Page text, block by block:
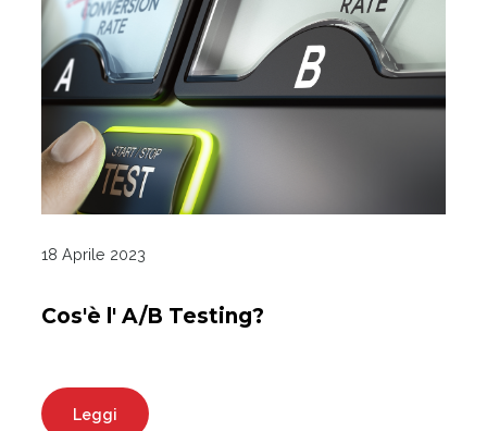
18 Aprile 2023
Cos'è l' A/B Testing?
Leggi